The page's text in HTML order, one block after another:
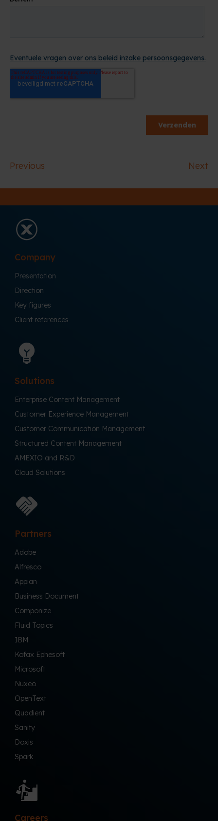
Next
Previous
Company
Presentation
Direction
Key figures
Client references
Solutions
Enterprise Content Management
Customer Experience Management
Customer Communication Management
Structured Content Management
AMEXIO and R&D
Cloud Solutions
Partners
Adobe
Alfresco
Appian
Business Document
Componize
Fluid Topics
IBM
Kofax Ephesoft
Microsoft
Nuxeo
OpenText
Quadient
Sanity
Doxis
Spark
Careers